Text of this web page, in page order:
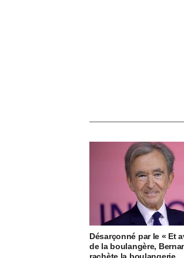
Désarçonné par le « Et
de la boulangère,